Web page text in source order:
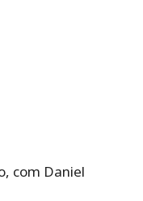
com Daniel